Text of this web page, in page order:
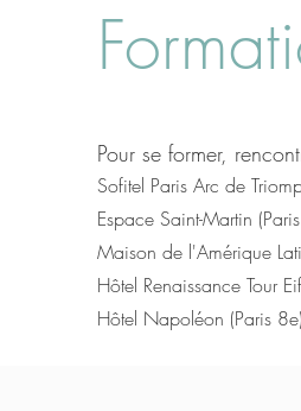
Pour se former,
Sofitel Paris Arc de
Espace Saint-Martin
Maison de l'Amérique
​Hôtel Renaissance Tour
​Hôtel Napoléon (Paris 8e)